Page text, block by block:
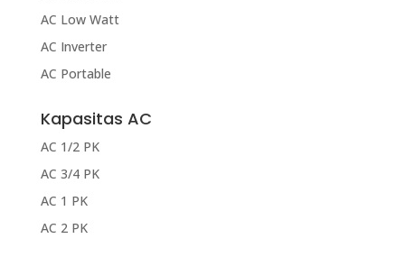
AC Low Watt
AC Inverter
AC Portable
Kapasitas AC
AC 1/2 PK
AC 3/4 PK
AC 1 PK
AC 2 PK